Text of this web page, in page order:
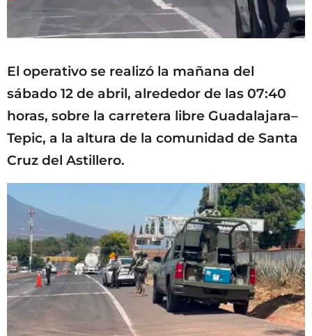
El operativo se realizó la mañana del
sábado 12 de abril, alrededor de las 07:40
horas, sobre la carretera libre Guadalajara–
Tepic, a la altura de la comunidad de Santa
Cruz del Astillero.